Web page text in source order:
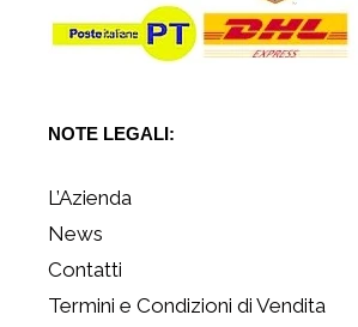
NOTE LEGALI:
L’Azienda
News
Contatti
Termini e Condizioni di Vendita